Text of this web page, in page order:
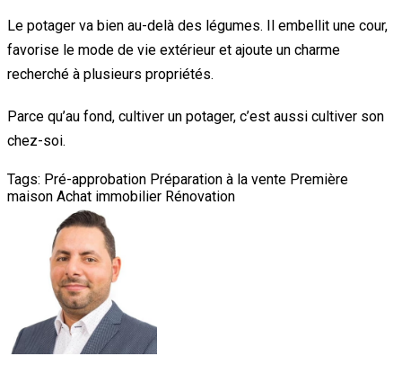
Le potager va bien au-delà des légumes. Il embellit une cour,
favorise le mode de vie extérieur et ajoute un charme
recherché à plusieurs propriétés.
Parce qu’au fond, cultiver un potager, c’est aussi cultiver son
chez-soi.
Tags: Pré-approbation Préparation à la vente Première
maison Achat immobilier Rénovation